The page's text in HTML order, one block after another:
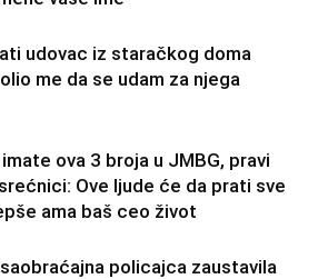
udovac iz staračkog doma
me da se udam za njega
ova 3 broja u JMBG, pravi
Ove ljude će da prati sve
ama baš ceo život
saobraćajna policajca zaustavila